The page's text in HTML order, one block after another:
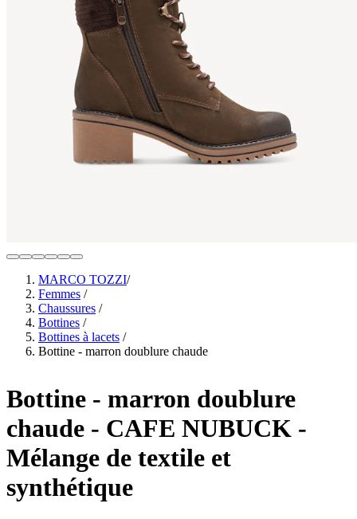
MARCO TOZZI/
Femmes /
Chaussures /
Bottines /
Bottines à lacets /
Bottine - marron doublure chaude
Bottine - marron doublure
chaude - CAFE NUBUCK -
Mélange de textile et
synthétique